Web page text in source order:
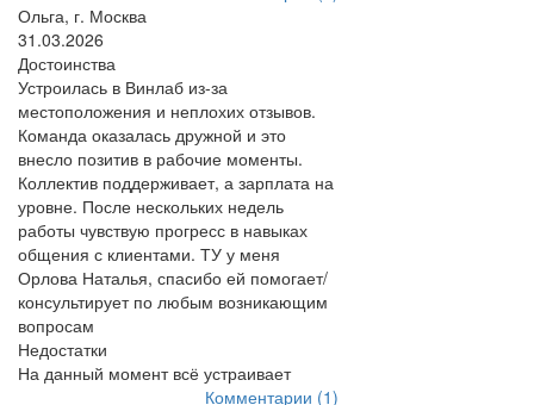
Ольга, г. Москва
31.03.2026
Достоинства
Устроилась в Винлаб из-за
местоположения и неплохих отзывов.
Команда оказалась дружной и это
внесло позитив в рабочие моменты.
Коллектив поддерживает, а зарплата на
уровне. После нескольких недель
работы чувствую прогресс в навыках
общения с клиентами. ТУ у меня
Орлова Наталья, спасибо ей помогает/
консультирует по любым возникающим
вопросам
Недостатки
На данный момент всё устраивает
Комментарии (1)